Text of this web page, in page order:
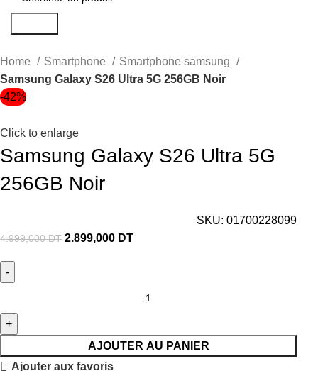
Home Smartphone
Smartphone samsung
Samsung Galaxy S26 Ultra 5G 256GB Noir
-42%
Click to enlarge
Samsung Galaxy S26 Ultra 5G
256GB Noir
SKU:01700228099
4.999,000DT 2.899,000 DT
AJOUTER AU PANIER
Ajouter aux favoris